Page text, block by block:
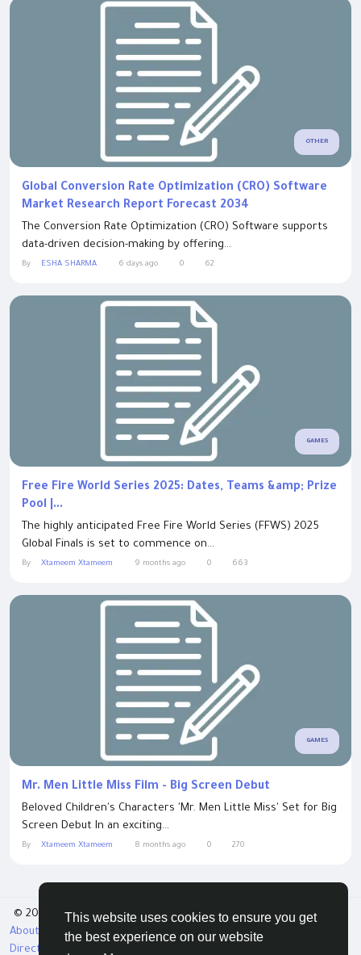
This website uses cookies to ensure you get
the best experience on our website
OTHER
Global Conversion Rate Optimization (CRO) Software
Market Research Report Forecast 2034
The Conversion Rate Optimization (CRO) Software supports
data-driven decision-making by offering...
By ESHA SHARMA 6 days ago 0 62
GAMES
Free Fire World Series 2025: Dates, Teams &amp; Prize
Pool |...
The highly anticipated Free Fire World Series (FFWS) 2025
Global Finals is set to commence on...
By Xtameem Xtameem 9 months ago 0 663
GAMES
Mr. Men Little Miss Film - Big Screen Debut
Beloved Children's Characters 'Mr. Men Little Miss' Set for Big
Screen Debut In an exciting...
By Xtameem Xtameem 8 months ago 0 270
© 2026 Tribbble - Find Friends Online Free
About
Terms Privacy Contact Us
Support Center
Directory